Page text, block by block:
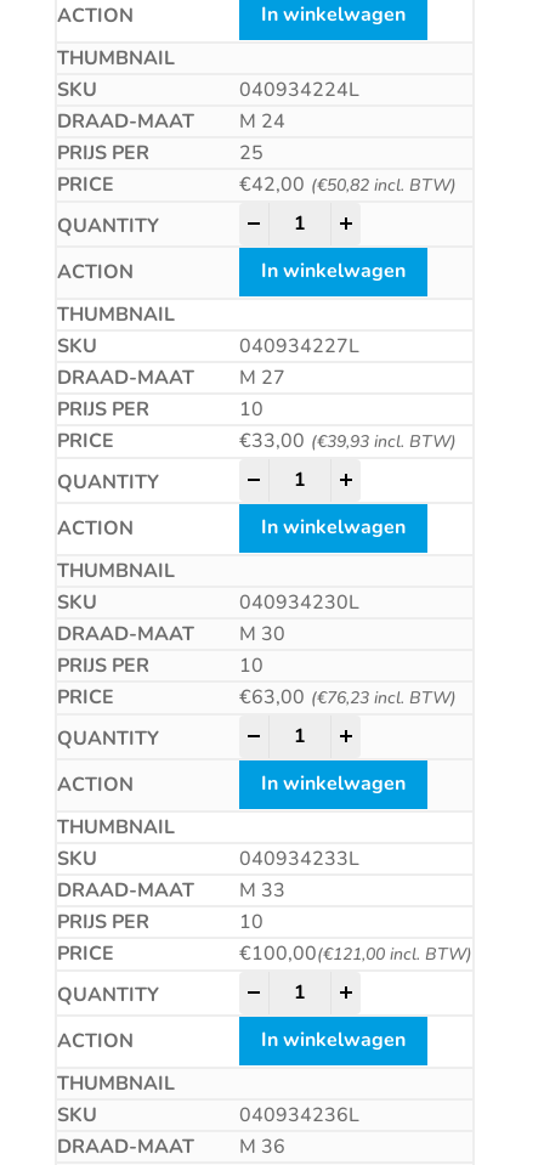
In winkelwagen
040934224L
M 24
25
€42,00 (€50,82incl. BTW)
Zeskantmoer met linkse
In winkelwagen
040934227L
M 27
10
€33,00 (€39,93incl. BTW)
Zeskantmoer met linkse
In winkelwagen
040934230L
M 30
10
€63,00 (€76,23incl. BTW)
Zeskantmoer met linkse
In winkelwagen
040934233L
M 33
10
€100,00(€121,00incl. BTW)
Zeskantmoer met linkse
In winkelwagen
040934236L
M 36